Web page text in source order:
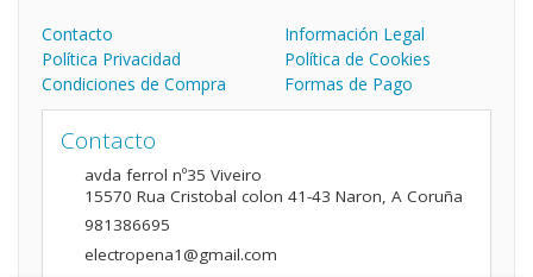
Contacto
Información Legal
Política Privacidad
Política de Cookies
Condiciones de Compra
Formas de Pago
Contacto
avda ferrol nº35 Viveiro
15570 Rua Cristobal colon 41-43 Naron, A Coruña
981386695
electropena1@gmail.com